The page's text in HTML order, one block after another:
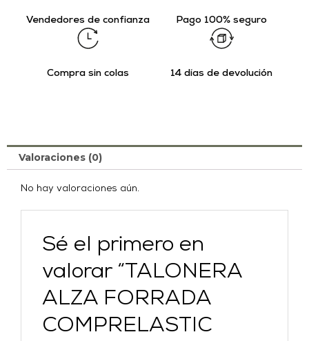
Vendedores de confianza Pago 100% seguro
Compra sin colas 14 días de devolución
Valoraciones (0)
No hay valoraciones aún.
Sé el primero en
valorar “TALONERA
ALZA FORRADA
COMPRELASTIC